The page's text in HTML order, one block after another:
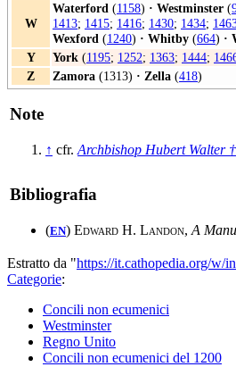
W
Waterford (1158) · Westminster (
1413; 1415; 1416; 1430; 1434;
Wexford (1240) · Whitby (664) ·
Y
York (1195; 1252; 1363; 1444;
Z
Zamora (1313) · Zella (418)
Note
↑ cfr. Archbishop Hubert Walter †
Bibliografia
(EN) Edward H. Landon, A
Estratto da "https://it.cathopedia.org/w/
Categorie:
Concili non ecumenici
Westminster
Regno Unito
Concili non ecumenici del 1200